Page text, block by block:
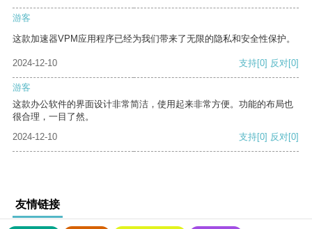
游客
这款加速器VPM应用程序已经为我们带来了无限的隐私和安全性保护。
2024-12-10 支持[0] 反对[0]
游客
这款办公软件的界面设计非常简洁，使用起来非常方便。功能的布局也
很合理，一目了然。
2024-12-10
支持[0] 反对[0]
友情链接